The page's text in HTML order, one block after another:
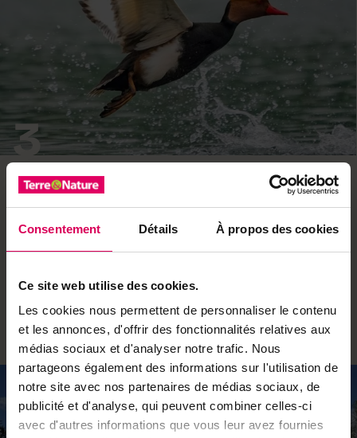
Consentement Détails À propos des cookies
Ce site web utilise des cookies.
Les cookies nous permettent de personnaliser le contenu
et les annonces, d'offrir des fonctionnalités relatives aux
médias sociaux et d'analyser notre trafic. Nous
partageons également des informations sur l'utilisation de
notre site avec nos partenaires de médias sociaux, de
publicité et d'analyse, qui peuvent combiner celles-ci
avec d'autres informations que vous leur avez fournies
3
Élégance sur les eaux
Facilement reconnaissable avec sa tête brun orangé et
son bec rouge, la nette rousse est l’un des oiseaux d’eau
d’hiver dans notre pays. La moitié de la population qui
fait escale en Suisse – plus 20’000 individus – occupe le
seul lac de Neuchâtel! On l’observe facilement dans les
nombreuses trouées de roseaux formés sur le lac.